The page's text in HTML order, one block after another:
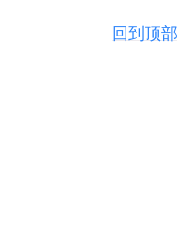
回到顶部